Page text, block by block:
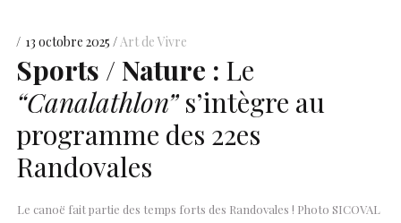
13 octobre 2025 Art de Vivre
Sports / Nature : Le
“Canalathlon”s’intègre au
programme des 22es
Randovales
Le canoë fait partie des temps forts des Randovales ! Photo SICOVAL